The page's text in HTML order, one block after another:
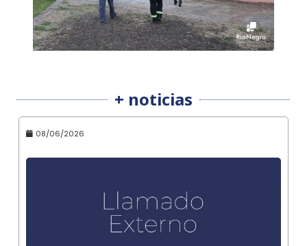
+ noticias
08/06/2026